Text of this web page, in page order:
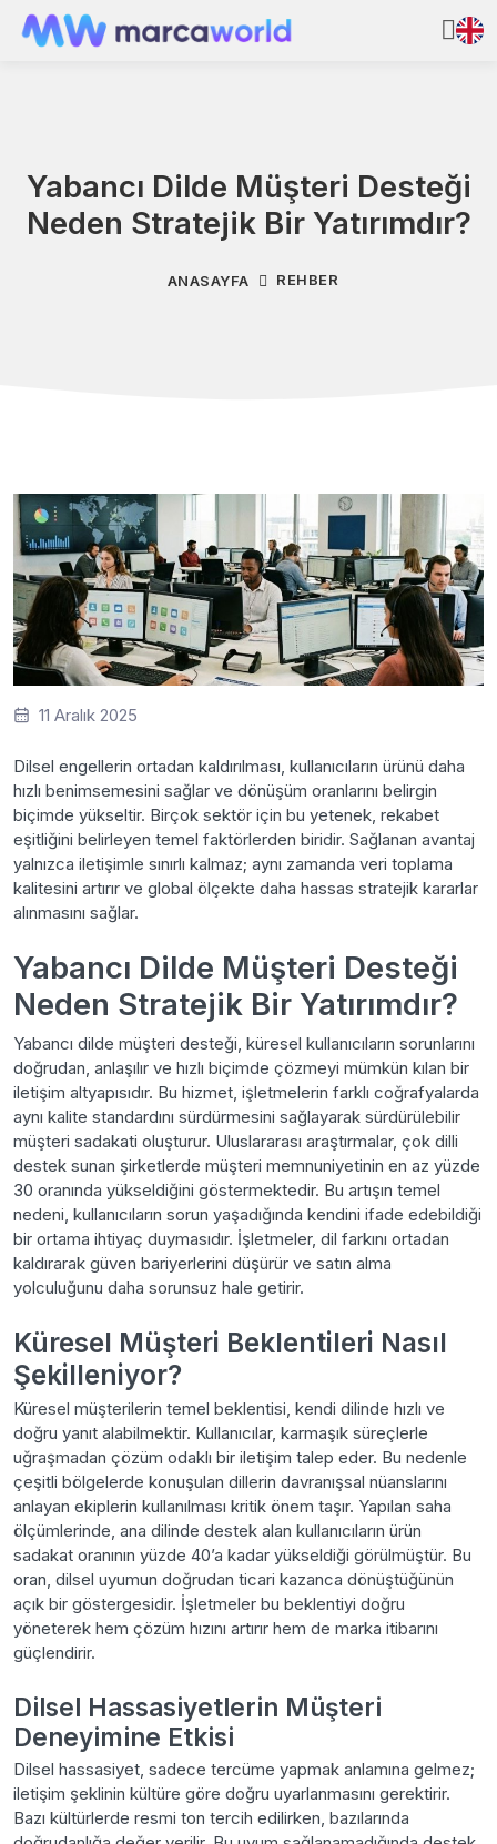
Yabancı Dilde Müşteri Desteği
Neden Stratejik Bir Yatırımdır?
ANASAYFA REHBER
11 Aralık 2025
Dilsel engellerin ortadan kaldırılması, kullanıcıların ürünü daha
hızlı benimsemesini sağlar ve dönüşüm oranlarını belirgin
biçimde yükseltir. Birçok sektör için bu yetenek, rekabet
eşitliğini belirleyen temel faktörlerden biridir. Sağlanan avantaj
yalnızca iletişimle sınırlı kalmaz; aynı zamanda veri toplama
kalitesini artırır ve global ölçekte daha hassas stratejik kararlar
alınmasını sağlar.
Yabancı Dilde Müşteri Desteği
Neden Stratejik Bir Yatırımdır?
Yabancı dilde müşteri desteği, küresel kullanıcıların sorunlarını
doğrudan, anlaşılır ve hızlı biçimde çözmeyi mümkün kılan bir
iletişim altyapısıdır. Bu hizmet, işletmelerin farklı coğrafyalarda
aynı kalite standardını sürdürmesini sağlayarak sürdürülebilir
müşteri sadakati oluşturur. Uluslararası araştırmalar, çok dilli
destek sunan şirketlerde müşteri memnuniyetinin en az yüzde
30 oranında yükseldiğini göstermektedir. Bu artışın temel
nedeni, kullanıcıların sorun yaşadığında kendini ifade edebildiği
bir ortama ihtiyaç duymasıdır. İşletmeler, dil farkını ortadan
kaldırarak güven bariyerlerini düşürür ve satın alma
yolculuğunu daha sorunsuz hale getirir.
Küresel Müşteri Beklentileri Nasıl
Şekilleniyor?
Küresel müşterilerin temel beklentisi, kendi dilinde hızlı ve
doğru yanıt alabilmektir. Kullanıcılar, karmaşık süreçlerle
uğraşmadan çözüm odaklı bir iletişim talep eder. Bu nedenle
çeşitli bölgelerde konuşulan dillerin davranışsal nüanslarını
anlayan ekiplerin kullanılması kritik önem taşır. Yapılan saha
ölçümlerinde, ana dilinde destek alan kullanıcıların ürün
sadakat oranının yüzde 40’a kadar yükseldiği görülmüştür. Bu
oran, dilsel uyumun doğrudan ticari kazanca dönüştüğünün
açık bir göstergesidir. İşletmeler bu beklentiyi doğru
yöneterek hem çözüm hızını artırır hem de marka itibarını
güçlendirir.
Dilsel Hassasiyetlerin Müşteri
Deneyimine Etkisi
Dilsel hassasiyet, sadece tercüme yapmak anlamına gelmez;
iletişim şeklinin kültüre göre doğru uyarlanmasını gerektirir.
Bazı kültürlerde resmi ton tercih edilirken, bazılarında